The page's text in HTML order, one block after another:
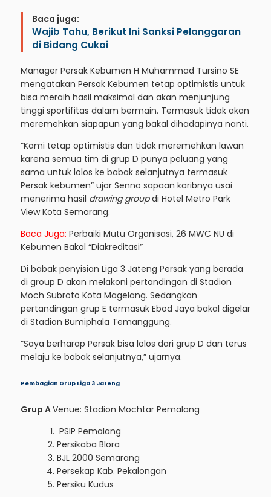
Baca juga:
Wajib Tahu, Berikut Ini Sanksi Pelanggaran
di Bidang Cukai
Manager Persak Kebumen H Muhammad Tursino SE
mengatakan Persak Kebumen tetap optimistis untuk
bisa meraih hasil maksimal dan akan menjunjung
tinggi sportifitas dalam bermain. Termasuk tidak akan
meremehkan siapapun yang bakal dihadapinya nanti.
“Kami tetap optimistis dan tidak meremehkan lawan
karena semua tim di grup D punya peluang yang
sama untuk lolos ke babak selanjutnya termasuk
Persak kebumen” ujar Senno sapaan karibnya usai
menerima hasil drawing groupdi Hotel Metro Park
View Kota Semarang.
Baca Juga: Perbaiki Mutu Organisasi, 26 MWC NU di
Kebumen Bakal “Diakreditasi”
Di babak penyisian Liga 3 Jateng Persak yang berada
di group D akan melakoni pertandingan di Stadion
Moch Subroto Kota Magelang. Sedangkan
pertandingan grup E termasuk Ebod Jaya bakal digelar
di Stadion Bumiphala Temanggung.
“Saya berharap Persak bisa lolos dari grup D dan terus
melaju ke babak selanjutnya,” ujarnya.
Pembagian Grup Liga 3 Jateng
Grup AVenue: Stadion Mochtar Pemalang
PSIP Pemalang
Persikaba Blora
BJL 2000 Semarang
Persekap Kab. Pekalongan
Persiku Kudus